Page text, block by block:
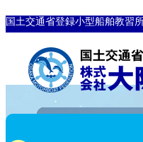
国土交通省登録小型船舶教習